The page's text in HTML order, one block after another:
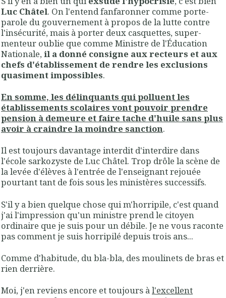
Luc Châtel. On l'entend fanfaronner comme porte-
parole du gouvernement à propos de la lutte contre
l'insécurité, mais à porter deux casquettes, super-
menteur oublie que comme Ministre de l'Éducation
Nationale,il a donné consigne aux recteurs et aux
chefs d'établissement de rendre les exclusions
quasiment impossibles.
En somme, les délinquants qui polluent les
établissements scolaires vont pouvoir prendre
pension à demeure et faire tache d'huile sans plus
avoir à craindre la moindre sanction.
Il est toujours davantage interdit d'interdire dans
l'école sarkozyste de Luc Châtel. Trop drôle la scène de
la levée d'élèves à l'entrée de l'enseignant rejouée
pourtant tant de fois sous les ministères successifs.
S'il y a bien quelque chose qui m'horripile, c'est quand
j'ai l'impression qu'un ministre prend le citoyen
ordinaire que je suis pour un débile. Je ne vous raconte
pas comment je suis horripilé depuis trois ans...
Comme d'habitude, du bla-bla, des moulinets de bras et
rien derrière.
Moi, j'en reviens encore et toujours àl'excellent